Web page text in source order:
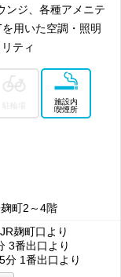
ジ、各種アメニテ
用いた空調・照明
ティ
施設内
喫煙所
町2～4階
麹町口より
3番出口より
分 1番出口より